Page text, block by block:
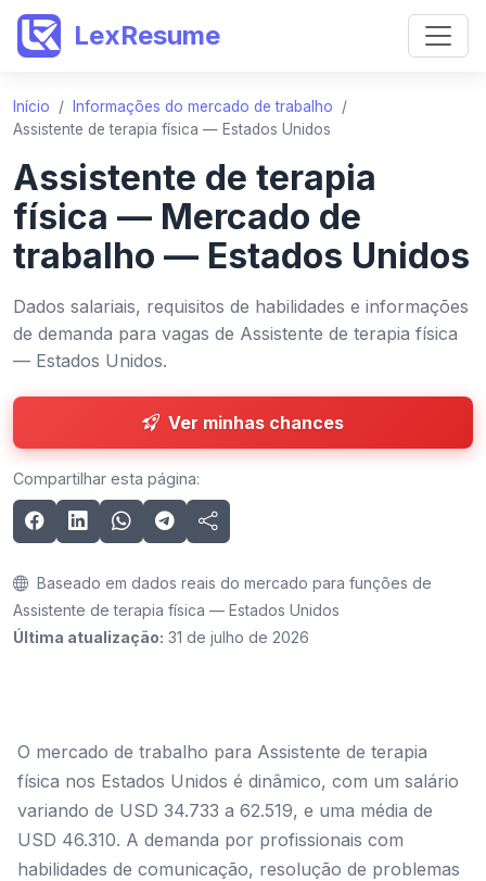
LexResume
Início / Informações do mercado de trabalho
/
Assistente de terapia física — Estados Unidos
Assistente de terapia
física — Mercado de
trabalho — Estados Unidos
Dados salariais, requisitos de habilidades e informações
de demanda para vagas de Assistente de terapia física
— Estados Unidos.
Ver minhas chances
Compartilhar esta página:
Baseado em dados reais do mercado para funções de
Assistente de terapia física — Estados Unidos
Última atualização: 31 de julho de 2026
O mercado de trabalho para Assistente de terapia
física nos Estados Unidos é dinâmico, com um salário
variando de USD 34.733 a 62.519, e uma média de
USD 46.310. A demanda por profissionais com
habilidades de comunicação, resolução de problemas